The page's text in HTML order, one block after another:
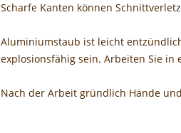
Scharfe Kanten können
Aluminiumstaub ist leicht
explosionsfähig sein. Arbeiten Sie
Nach der Arbeit gründlich Hände